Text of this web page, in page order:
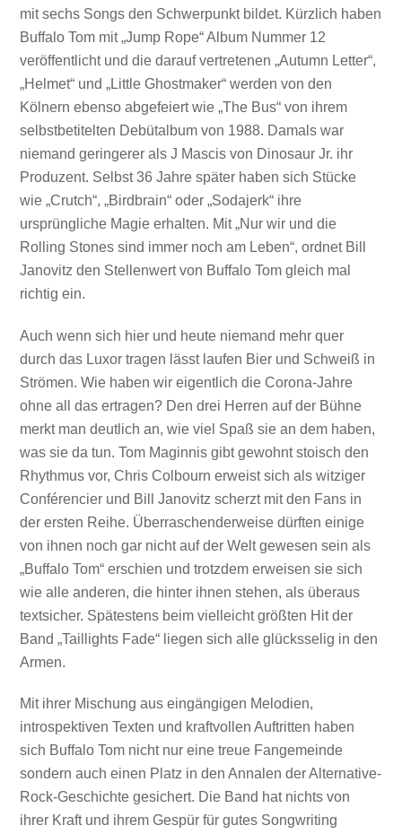
mit sechs Songs den Schwerpunkt bildet. Kürzlich haben
Buffalo Tom mit „Jump Rope“ Album Nummer 12
veröffentlicht und die darauf vertretenen „Autumn Letter“,
„Helmet“ und „Little Ghostmaker“ werden von den
Kölnern ebenso abgefeiert wie „The Bus“ von ihrem
selbstbetitelten Debütalbum von 1988. Damals war
niemand geringerer als J Mascis von Dinosaur Jr. ihr
Produzent. Selbst 36 Jahre später haben sich Stücke
wie „Crutch“, „Birdbrain“ oder „Sodajerk“ ihre
ursprüngliche Magie erhalten. Mit „Nur wir und die
Rolling Stones sind immer noch am Leben“, ordnet Bill
Janovitz den Stellenwert von Buffalo Tom gleich mal
richtig ein.
Auch wenn sich hier und heute niemand mehr quer
durch das Luxor tragen lässt laufen Bier und Schweiß in
Strömen. Wie haben wir eigentlich die Corona-Jahre
ohne all das ertragen? Den drei Herren auf der Bühne
merkt man deutlich an, wie viel Spaß sie an dem haben,
was sie da tun. Tom Maginnis gibt gewohnt stoisch den
Rhythmus vor, Chris Colbourn erweist sich als witziger
Conférencier und Bill Janovitz scherzt mit den Fans in
der ersten Reihe. Überraschenderweise dürften einige
von ihnen noch gar nicht auf der Welt gewesen sein als
„Buffalo Tom“ erschien und trotzdem erweisen sie sich
wie alle anderen, die hinter ihnen stehen, als überaus
textsicher. Spätestens beim vielleicht größten Hit der
Band „Taillights Fade“ liegen sich alle glücksselig in den
Armen.
Mit ihrer Mischung aus eingängigen Melodien,
introspektiven Texten und kraftvollen Auftritten haben
sich Buffalo Tom nicht nur eine treue Fangemeinde
sondern auch einen Platz in den Annalen der Alternative-
Rock-Geschichte gesichert. Die Band hat nichts von
ihrer Kraft und ihrem Gespür für gutes Songwriting